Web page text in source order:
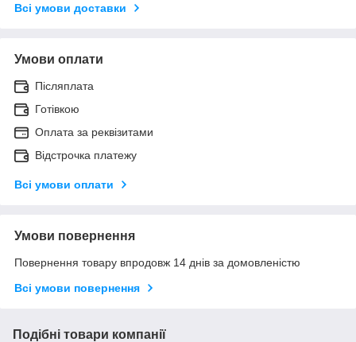
Всі умови доставки
Умови оплати
Післяплата
Готівкою
Оплата за реквізитами
Відстрочка платежу
Всі умови оплати
Умови повернення
Повернення товару впродовж 14 днів за домовленістю
Всі умови повернення
Подібні товари компанії